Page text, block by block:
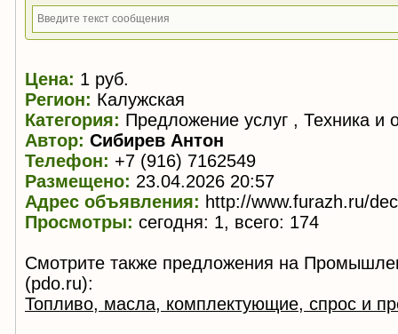
Цена: 1 руб.
Регион: Калужская
Категория: Предложение услуг , Техника и
Автор: Сибирев Антон
Телефон: +7 (916) 7162549
Размещено: 23.04.2026 20:57
Адрес объявления: http://www.furazh.ru/
Просмотры: сегодня: 1, всего: 174
Смотрите также предложения на
(pdo.ru):
Топливо, масла, комплектующие, спрос и